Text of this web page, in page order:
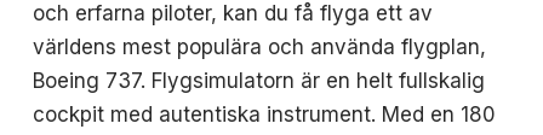
och erfarna piloter, kan du få flyga ett av
världens mest populära och använda flygplan,
Boeing 737. Flygsimulatorn är en helt fullskalig
cockpit med autentiska instrument. Med en 180